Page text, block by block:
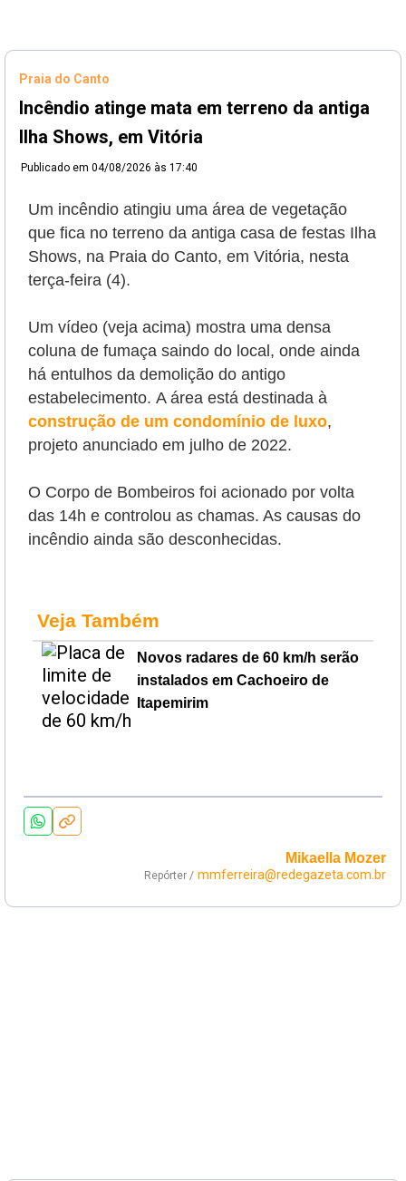
Praia do Canto
Incêndio atinge mata em terreno da antiga
Ilha Shows, em Vitória
Publicado em 04/08/2026 às 17:40
Um incêndio atingiu uma área de vegetação
que fica no terreno da antiga casa de festas Ilha
Shows, na Praia do Canto, em Vitória, nesta
terça-feira (4).
Um vídeo (veja acima) mostra uma densa
coluna de fumaça saindo do local, onde ainda
há entulhos da demolição do antigo
estabelecimento. A área está destinada à
construção de um condomínio de luxo,
projeto anunciado em julho de 2022.
O Corpo de Bombeiros foi acionado por volta
das 14h e controlou as chamas. As causas do
incêndio ainda são desconhecidas.
Veja Também
Novos radares de 60 km/h serão
instalados em Cachoeiro de
Itapemirim
Mikaella Mozer
Repórter / mmferreira@redegazeta.com.br